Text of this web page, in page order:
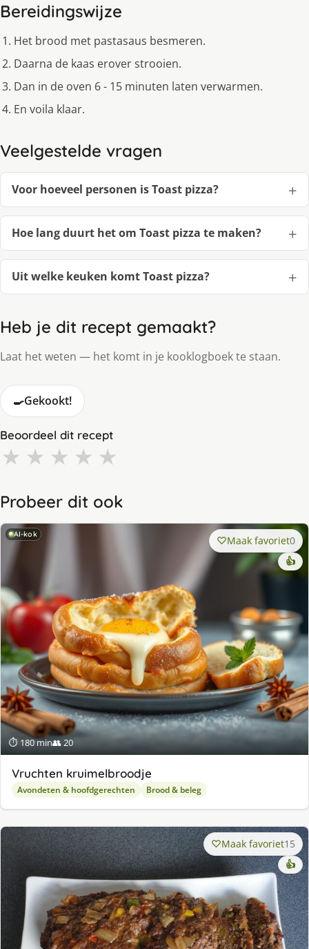
Bereidingswijze
Het brood met pastasaus besmeren.
Daarna de kaas erover strooien.
Dan in de oven 6 - 15 minuten laten verwarmen.
En voila klaar.
Veelgestelde vragen
Voor hoeveel personen is Toast pizza?
Hoe lang duurt het om Toast pizza te maken?
Uit welke keuken komt Toast pizza?
Heb je dit recept gemaakt?
Laat het weten — het komt in je kooklogboek te staan.
🍳Gekookt!
Beoordeel dit recept
★ ★ ★ ★ ★
Probeer dit ook
AI-kok
⏱ 180 min👥 20
Maak favoriet0
👍
Vruchten kruimelbroodje
Avondeten & hoofdgerechten Brood & beleg
Maak favoriet15
👍